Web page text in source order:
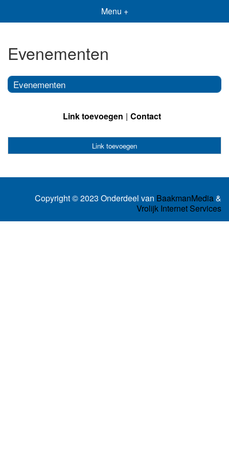
Menu +
Evenementen
Evenementen
Link toevoegen Contact
Link toevoegen
Copyright © 2023 Onderdeel van BaakmanMedia&
Vrolijk Internet Services